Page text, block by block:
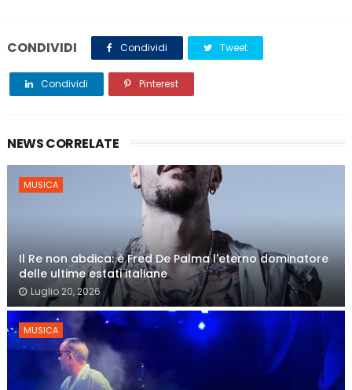
CONDIVIDI Condividi Tweet
Condividi Pinterest
NEWS CORRELATE
MUSICA
Il Re non abdica: è Fred De Palma l'eterno dominatore
delle ultime estati italiane
Luglio 20, 2026
MUSICA